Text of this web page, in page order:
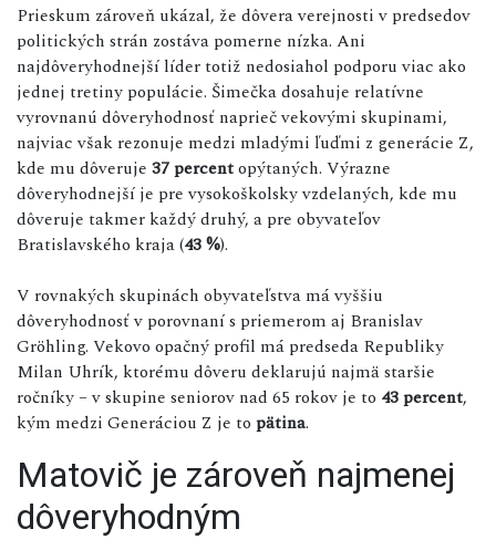
Prieskum zároveň ukázal, že dôvera verejnosti v predsedov
politických strán zostáva pomerne nízka. Ani
najdôveryhodnejší líder totiž nedosiahol podporu viac ako
jednej tretiny populácie. Šimečka dosahuje relatívne
vyrovnanú dôveryhodnosť naprieč vekovými skupinami,
najviac však rezonuje medzi mladými ľuďmi z generácie Z,
kde mu dôveruje 37 percentopýtaných. Výrazne
dôveryhodnejší je pre vysokoškolsky vzdelaných, kde mu
dôveruje takmer každý druhý, a pre obyvateľov
Bratislavského kraja (43 %).
V rovnakých skupinách obyvateľstva má vyššiu
dôveryhodnosť v porovnaní s priemerom aj Branislav
Gröhling. Vekovo opačný profil má predseda Republiky
Milan Uhrík, ktorému dôveru deklarujú najmä staršie
ročníky – v skupine seniorov nad 65 rokov je to 43 percent,
kým medzi Generáciou Z je to pätina.
Matovič je zároveň najmenej
dôveryhodným